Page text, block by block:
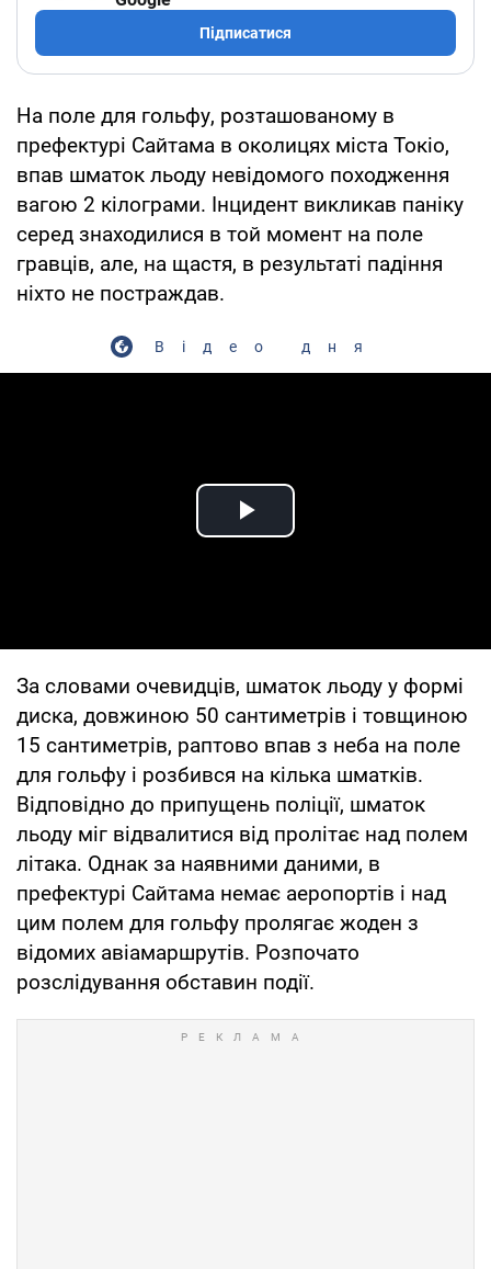
Підписатися
На поле для гольфу, розташованому в
префектурі Сайтама в околицях міста Токіо,
впав шматок льоду невідомого походження
вагою 2 кілограми. Інцидент викликав паніку
серед знаходилися в той момент на поле
гравців, але, на щастя, в результаті падіння
ніхто не постраждав.
Відео дня
Play Video
За словами очевидців, шматок льоду у формі
диска, довжиною 50 сантиметрів і товщиною
15 сантиметрів, раптово впав з неба на поле
для гольфу і розбився на кілька шматків.
Відповідно до припущень поліції, шматок
льоду міг відвалитися від пролітає над полем
літака. Однак за наявними даними, в
префектурі Сайтама немає аеропортів і над
цим полем для гольфу пролягає жоден з
відомих авіамаршрутів. Розпочато
розслідування обставин події.